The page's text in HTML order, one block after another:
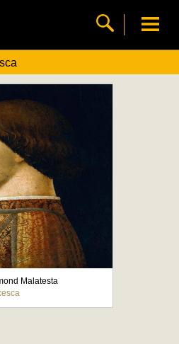
Malatesta